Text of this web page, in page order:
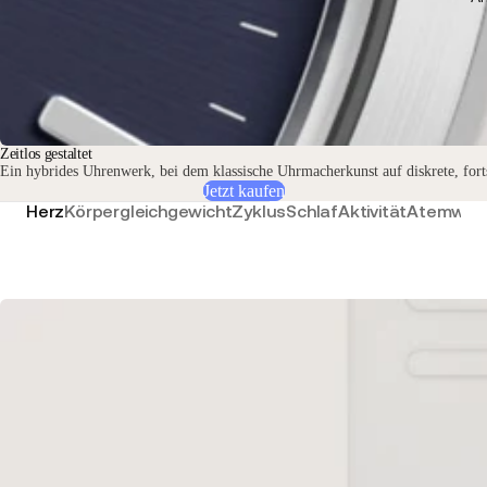
Zeitlos gestaltet
Ein hybrides Uhrenwerk, bei dem klassische Uhrmacherkunst auf diskrete,
Jetzt kaufen
HerzKörpergleichgewichtZyklusSchlafAktivität